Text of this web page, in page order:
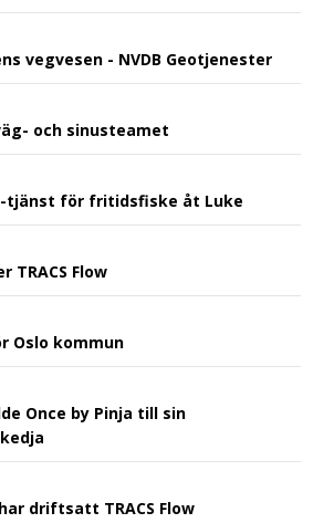
vegvesen - NVDB Geotjenester
och sinusteamet
tjänst för fritidsfiske åt Luke
TRACS Flow
Oslo kommun
Once by Pinja till sin
driftsatt TRACS Flow